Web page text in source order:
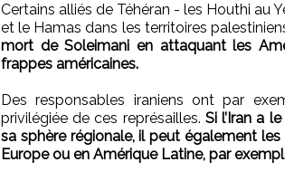
Certains alliés de Téhéran - les Houthi au
et le Hamas dans les territoires
mort de Soleimani en attaquant les
frappes américaines.
Des responsables iraniens ont par
privilégiée de ces représailles. Si l’Iran a
sa sphère régionale, il peut également
Europe ou en Amérique Latine, par